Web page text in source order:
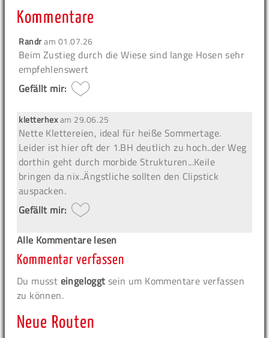
Kommentare
Randram 01.07.26
Beim Zustieg durch die Wiese sind lange Hosen sehr
empfehlenswert
Gefällt mir:
kletterhexam 29.06.25
Nette Klettereien, ideal für heiße Sommertage.
Leider ist hier oft der 1.BH deutlich zu hoch..der Weg
dorthin geht durch morbide Strukturen...Keile
bringen da nix..Ängstliche sollten den Clipstick
auspacken.
Gefällt mir:
Alle Kommentare lesen
Kommentar verfassen
Du musst eingeloggt sein um Kommentare verfassen
zu können.
Neue Routen